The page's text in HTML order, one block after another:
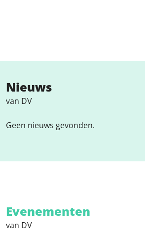
Nieuws
van DV
Geen nieuws gevonden.
Evenementen
van DV